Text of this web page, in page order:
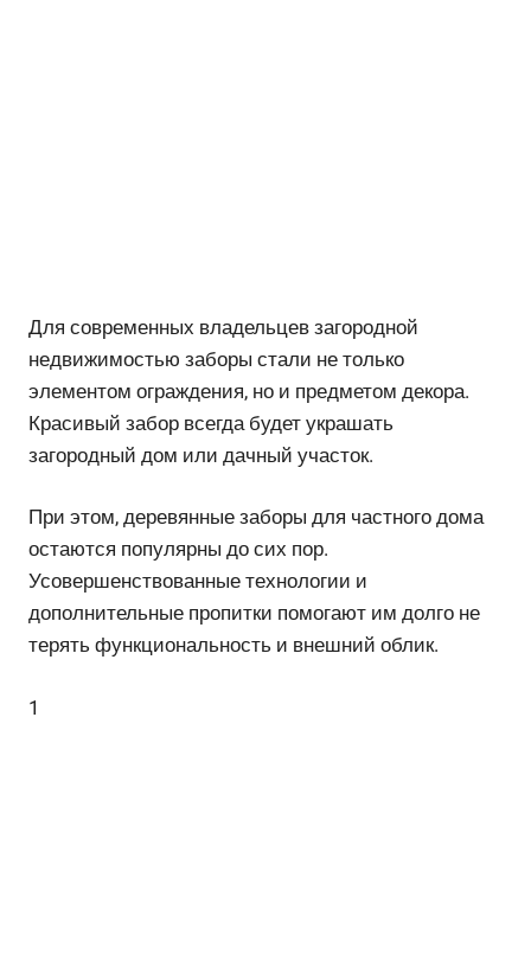
Для современных владельцев загородной
недвижимостью заборы стали не только
элементом ограждения, но и предметом декора.
Красивый забор всегда будет украшать
загородный дом или дачный участок.
При этом, деревянные заборы для частного дома
остаются популярны до сих пор.
Усовершенствованные технологии и
дополнительные пропитки помогают им долго не
терять функциональность и внешний облик.
1